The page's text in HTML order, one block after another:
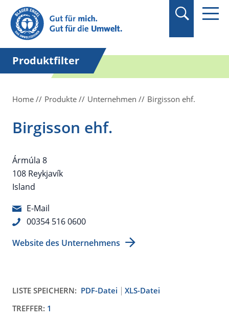
Suchbegriff in
Anführungszeichen
setzen.
Produktfilter
Home Produkte Unternehmen Birgisson ehf.
Birgisson ehf.
Ármúla 8
108 Reykjavík
Island
E-Mail
00354 516 0600
Website des Unternehmens
LISTE SPEICHERN: PDF-Datei
XLS-Datei
TREFFER: 1